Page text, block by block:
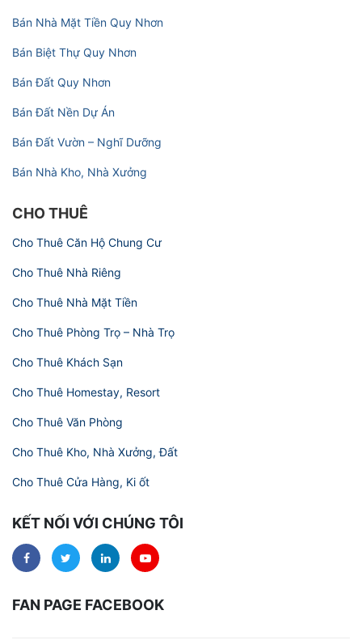
Bán Nhà Mặt Tiền Quy Nhơn
Bán Biệt Thự Quy Nhơn
Bán Đất Quy Nhơn
Bán Đất Nền Dự Án
Bán Đất Vườn – Nghĩ Dưỡng
Bán Nhà Kho, Nhà Xưởng
CHO THUÊ
Cho Thuê Căn Hộ Chung Cư
Cho Thuê Nhà Riêng
Cho Thuê Nhà Mặt Tiền
Cho Thuê Phòng Trọ – Nhà Trọ
Cho Thuê Khách Sạn
Cho Thuê Homestay, Resort
Cho Thuê Văn Phòng
Cho Thuê Kho, Nhà Xưởng, Đất
Cho Thuê Cửa Hàng, Ki ốt
KẾT NỐI VỚI CHÚNG TÔI
FAN PAGE FACEBOOK